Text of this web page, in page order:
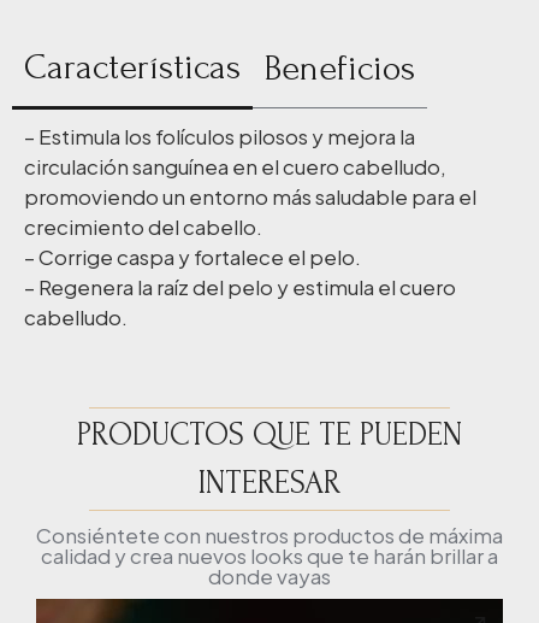
Características Beneficios
– Estimula los folículos pilosos y mejora la
circulación sanguínea en el cuero cabelludo,
promoviendo un entorno más saludable para el
crecimiento del cabello.
– Corrige caspa y fortalece el pelo.
– Regenera la raíz del pelo y estimula el cuero
cabelludo.
PRODUCTOS QUE TE PUEDEN
INTERESAR
Consiéntete con nuestros productos de máxima
calidad y crea nuevos looks que te harán brillar a
donde vayas